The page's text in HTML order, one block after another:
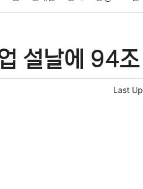
경제 마케팅 부동산 외국어 교
설날에 94
Last